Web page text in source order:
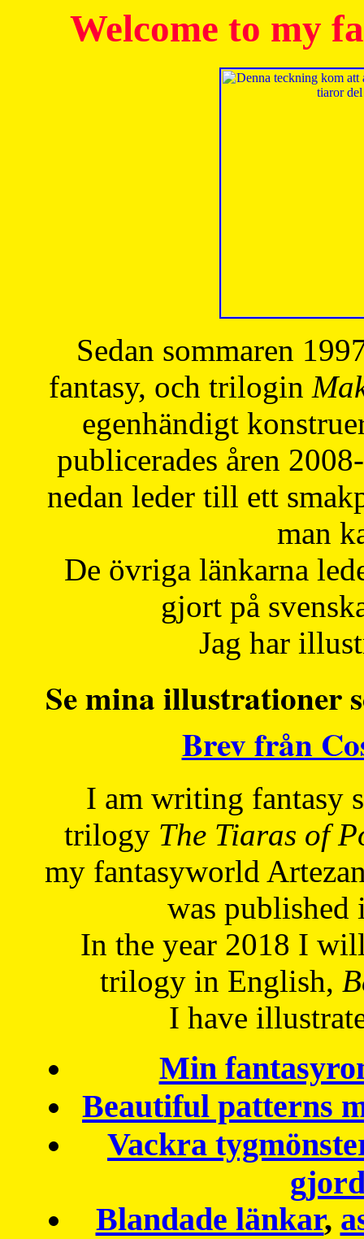
Welcome to my
Sedan sommaren
fantasy, och trilogin
egenhändigt
publicerades åren
nedan leder till ett
man
De övriga länkarna
gjort på
Jag har
Se mina illustrationer
Brev från
I am writing fantasy
trilogy The Tiaras of
my fantasyworld
was published
In the year 2018 I
trilogy in English,
I have
Min
Beautiful patterns
Vackra
Blandade länkar,